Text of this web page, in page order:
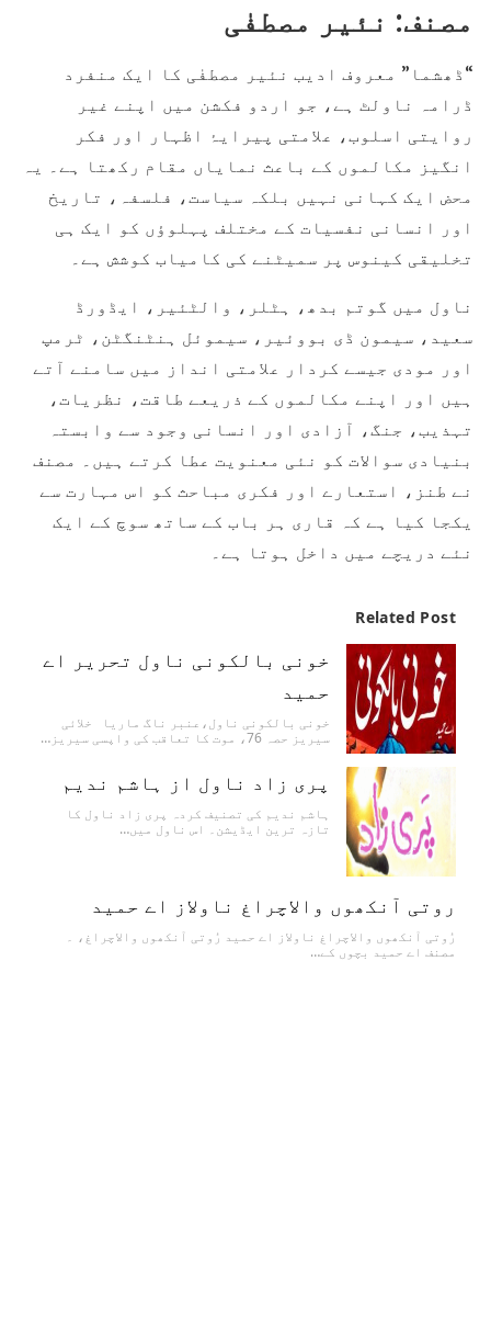
مصنف: نئیر مصطفٰی
“ڈھشما” معروف ادیب نئیر مصطفٰی کا ایک منفرد
ڈرامہ ناولٹ ہے، جو اردو فکشن میں اپنے غیر
روایتی اسلوب، علامتی پیرایۂ اظہار اور فکر
انگیز مکالموں کے باعث نمایاں مقام رکھتا ہے۔ یہ
محض ایک کہانی نہیں بلکہ سیاست، فلسفہ، تاریخ
اور انسانی نفسیات کے مختلف پہلوؤں کو ایک ہی
تخلیقی کینوس پر سمیٹنے کی کامیاب کوشش ہے۔
ناول میں گوتم بدھ، ہٹلر، والٹئیر، ایڈورڈ
سعید، سیمون ڈی بووئیر، سیموئل ہنٹنگٹن، ٹرمپ
اور مودی جیسے کردار علامتی انداز میں سامنے آتے
ہیں اور اپنے مکالموں کے ذریعے طاقت، نظریات،
تہذیب، جنگ، آزادی اور انسانی وجود سے وابستہ
بنیادی سوالات کو نئی معنویت عطا کرتے ہیں۔ مصنف
نے طنز، استعارے اور فکری مباحث کو اس مہارت سے
یکجا کیا ہے کہ قاری ہر باب کے ساتھ سوچ کے ایک
نئے دریچے میں داخل ہوتا ہے۔
Related Post
خونی بالکونی ناول تحریر اے
حمید
خونی بالکونی ناول،عنبر ناگ ماریا خلائی
سیریز حصہ 76، موت کا تعاقب کی واپسی سیریز…
پری زاد ناول از ہاشم ندیم
ہاشم ندیم کی تصنیف کردہ پری زاد ناول کا
تازہ ترین ایڈیشن۔ اس ناول میں…
روتی آنکھوں والاچراغ ناولاز اے حمید
رُوتی آنکھوں والاچراغ ناولاز اے حمید رُوتی آنکھوں والاچراغ، ۔
مصنف اے حمید بچوں کے…